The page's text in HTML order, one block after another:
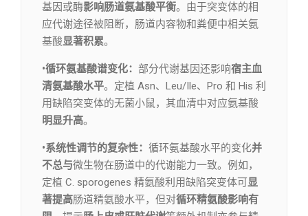
基因或酶影响肠道氨基酸平衡。由于突变体的相
应代谢途径被阻断，肠道内容物和粪便中相关氨
基酸显著积累。
•循环氨基酸谱变化： 部分代谢基因还影响宿主血
清氨基酸水平。定植 Asn、Leu/Ile、Pro 和 His 利
用缺陷突变体的无菌小鼠，其血清中对应氨基酸
明显升高。
•系统性调节的复杂性： 循环氨基酸水平的变化并
不总与微生物在肠道中的代谢能力一致。例如，
定植 C. sporogenes 精氨酸利用缺陷突变体可显
著提高肠道精氨酸水平，但对循环精氨酸影响有